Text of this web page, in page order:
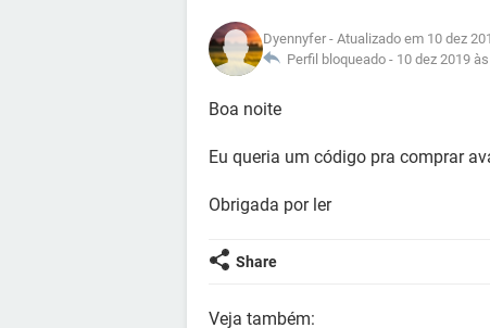
Dyennyfer - Atualizado em 10 dez
Perfil bloqueado - 10 dez 2019
Boa noite
Eu queria um código pra comprar
Obrigada por ler
Share
Veja também: